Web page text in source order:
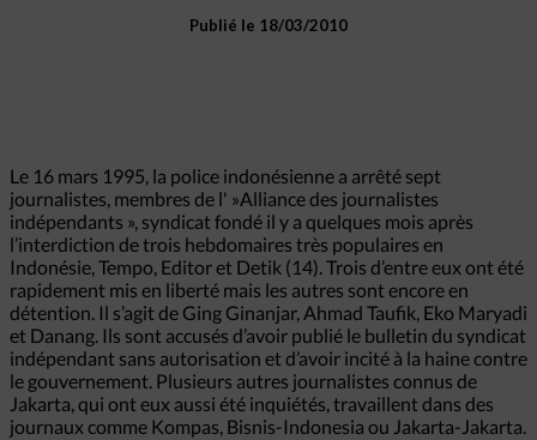
Publié le 18/03/2010
Le 16 mars 1995, la police indonésienne a arrêté sept
journalistes, membres de l' »Alliance des journalistes
indépendants », syndicat fondé il y a quelques mois après
l’interdiction de trois hebdomaires très populaires en
Indonésie, Tempo, Editor et Detik (14). Trois d’entre eux ont été
rapidement mis en liberté mais les autres sont encore en
détention. Il s’agit de Ging Ginanjar, Ahmad Taufik, Eko Maryadi
et Danang. Ils sont accusés d’avoir publié le bulletin du syndicat
indépendant sans autorisation et d’avoir incité à la haine contre
le gouvernement. Plusieurs autres journalistes connus de
Jakarta, qui ont eux aussi été inquiétés, travaillent dans des
journaux comme Kompas, Bisnis-Indonesia ou Jakarta-Jakarta.